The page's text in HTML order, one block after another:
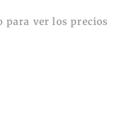
para ver los precios